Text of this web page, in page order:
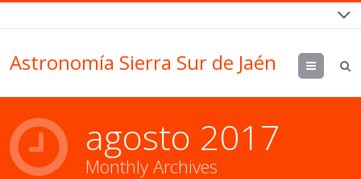
Astronomía Sierra Sur de Jaén Menu
agosto 2017
Monthly Archives